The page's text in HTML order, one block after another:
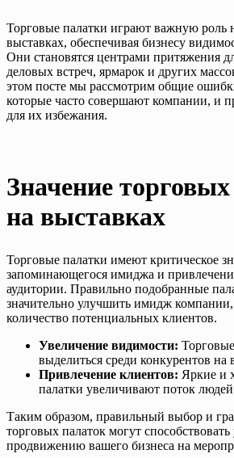
Торговые палатки играют важную роль
выставках, обеспечивая бизнесу
Они становятся центрами притяжения
деловых встреч, ярмарок и других
этом посте мы рассмотрим общие
которые часто совершают компании, и
для их избежания.
Значение
на выставках
Торговые палатки имеют критическое
запоминающегося имиджа и
аудитории. Правильно подобранные
значительно улучшить имидж
количество потенциальных клиентов.
Увеличение видимости:
выделиться среди конкурентов на
Привлечение клиентов: Яркие и
палатки увеличивают поток
Таким образом, правильный выбор и
торговых палаток могут
продвижению вашего бизнеса на